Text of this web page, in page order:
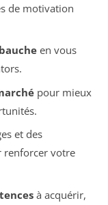
de motivation
en vous
pour mieux
et des
votre
à acquérir,